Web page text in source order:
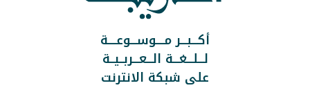
أكـــبـــر مــــوســـوعــــة
لـــلـــغـــة الـــعـــربــيــة
على شبكة الانترنت